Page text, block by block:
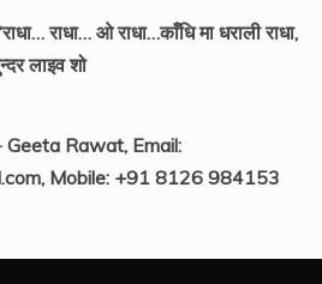
राधा… ओ राधा…काँधि मा धराली राधा,
लाइव शो
Rawat, Email:
Mobile: +91 8126 984153